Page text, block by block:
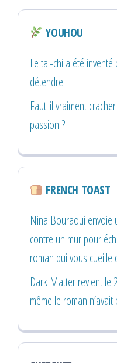
YOUHOU
Le tai-chi a été
détendre
Faut-il vraiment
passion ?
FRENCH TOAST
Nina Bouraoui envoie
contre un mur pour
roman qui vous cueille
Dark Matter revient le
même le roman